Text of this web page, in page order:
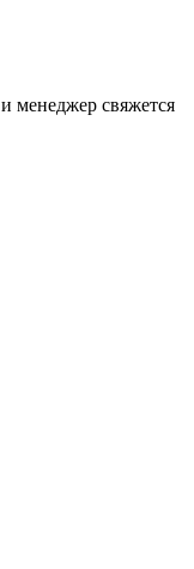
менеджер свяжется